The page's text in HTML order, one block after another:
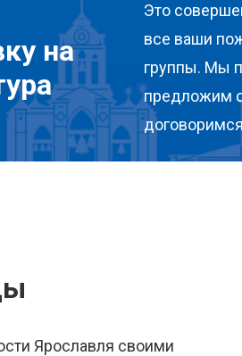
на
Это
все ваши
группы. Мы
предложим
Ярославля своими